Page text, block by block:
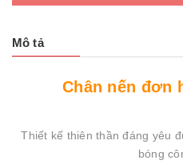
Mô tả
Chân nến đơn
Thiết kế thiên thần đáng yêu
bóng